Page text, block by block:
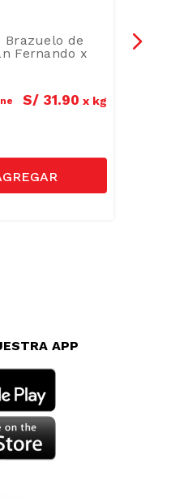
Brazuelo de
Fernando x
S/ 31.90 x kg
APP